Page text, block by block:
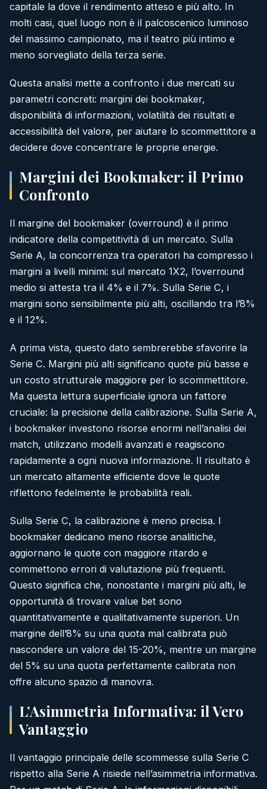
capitale la dove il rendimento atteso e più alto. In
molti casi, quel luogo non è il palcoscenico luminoso
del massimo campionato, ma il teatro più intimo e
meno sorvegliato della terza serie.
Questa analisi mette a confronto i due mercati su
parametri concreti: margini dei bookmaker,
disponibilità di informazioni, volatilità dei risultati e
accessibilità del valore, per aiutare lo scommettitore a
decidere dove concentrare le proprie energie.
Margini dei Bookmaker: il Primo
Confronto
Il margine del bookmaker (overround) è il primo
indicatore della competitività di un mercato. Sulla
Serie A, la concorrenza tra operatori ha compresso i
margini a livelli minimi: sul mercato 1X2, l’overround
medio si attesta tra il 4% e il 7%. Sulla Serie C, i
margini sono sensibilmente più alti, oscillando tra l’8%
e il 12%.
A prima vista, questo dato sembrerebbe sfavorire la
Serie C. Margini più alti significano quote più basse e
un costo strutturale maggiore per lo scommettitore.
Ma questa lettura superficiale ignora un fattore
cruciale: la precisione della calibrazione. Sulla Serie A,
i bookmaker investono risorse enormi nell’analisi dei
match, utilizzano modelli avanzati e reagiscono
rapidamente a ogni nuova informazione. Il risultato è
un mercato altamente efficiente dove le quote
riflettono fedelmente le probabilità reali.
Sulla Serie C, la calibrazione è meno precisa. I
bookmaker dedicano meno risorse analitiche,
aggiornano le quote con maggiore ritardo e
commettono errori di valutazione più frequenti.
Questo significa che, nonostante i margini più alti, le
opportunità di trovare value bet sono
quantitativamente e qualitativamente superiori. Un
margine dell’8% su una quota mal calibrata può
nascondere un valore del 15-20%, mentre un margine
del 5% su una quota perfettamente calibrata non
offre alcuno spazio di manovra.
L’Asimmetria Informativa: il Vero
Vantaggio
Il vantaggio principale delle scommesse sulla Serie C
rispetto alla Serie A risiede nell’asimmetria informativa.